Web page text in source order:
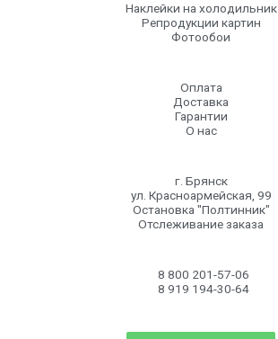
Наклейки на холодильник
Репродукции картин
Фотообои
Оплата
Доставка
Гарантии
О нас
г. Брянск
ул. Красноармейская, 99
Остановка "Полтинник"
Отслеживание заказа
8 800 201-57-06
8 919 194-30-64